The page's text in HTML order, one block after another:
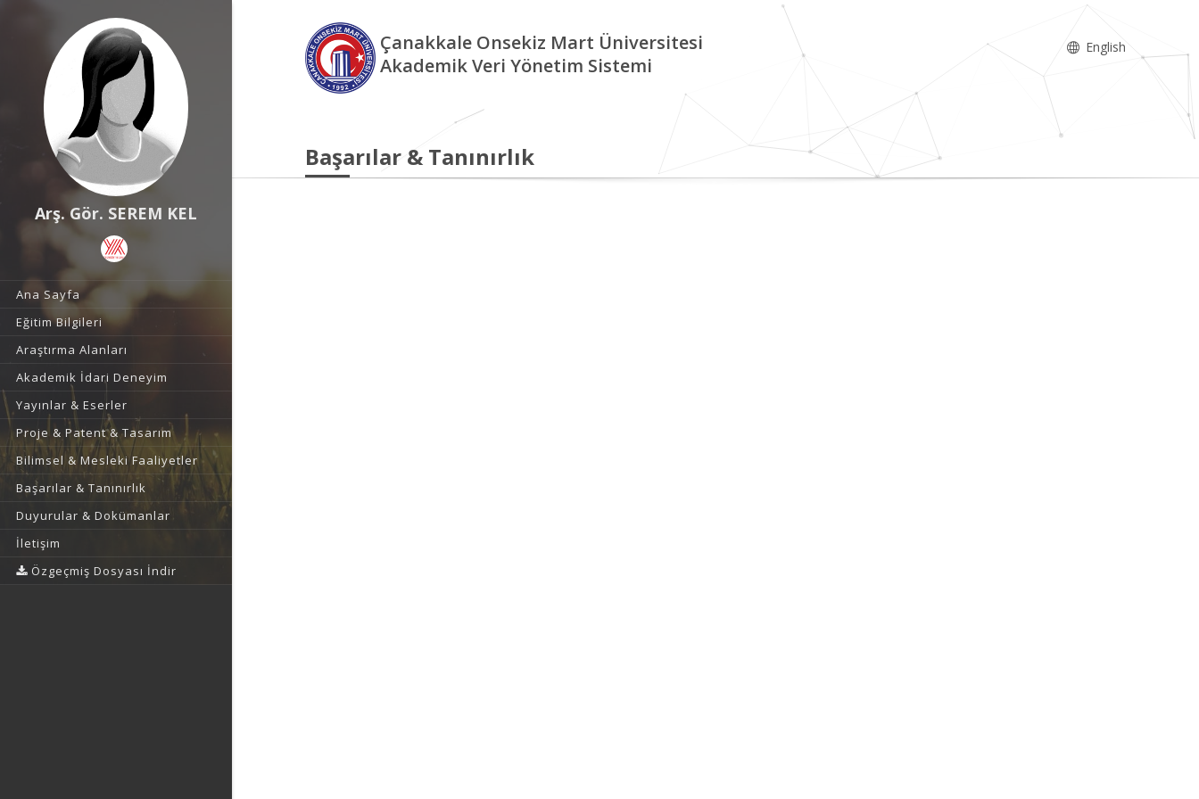
Arş. Gör. SEREM KEL
Ana Sayfa
Eğitim Bilgileri
Araştırma Alanları
Akademik İdari Deneyim
Yayınlar & Eserler
Proje & Patent & Tasarım
Bilimsel & Mesleki Faaliyetler
Başarılar & Tanınırlık
Duyurular & Dokümanlar
İletişim
Özgeçmiş Dosyası İndir
Çanakkale Onsekiz Mart Üniversitesi
Akademik Veri Yönetim Sistemi
English
Başarılar & Tanınırlık